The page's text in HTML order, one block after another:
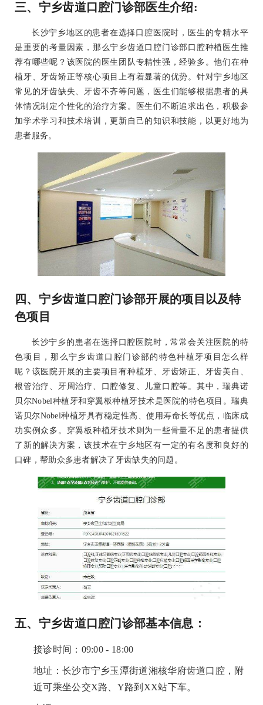
三、宁乡齿道口腔门诊部医生介绍:
长沙宁乡地区的患者在选择口腔医院时，医生的专精水平
是重要的考量因素，那么宁乡齿道口腔门诊部口腔种植医生推
荐有哪些呢？该医院的医生团队专精性强，经验多。他们在种
植牙、牙齿矫正等核心项目上有着显著的优势。针对宁乡地区
常见的牙齿缺失、牙齿不齐等问题，医生们能够根据患者的具
体情况制定个性化的治疗方案。医生们不断追求出色，积极参
加学术学习和技术培训，更新自己的知识和技能，以更好地为
患者服务。
四、宁乡齿道口腔门诊部开展的项目以及特
色项目
长沙宁乡的患者在选择口腔医院时，常常会关注医院的特
色项目，那么宁乡齿道口腔门诊部的特色种植牙项目怎么样
呢？该医院开展的主要项目有种植牙、牙齿矫正、牙齿美白、
根管治疗、牙周治疗、口腔修复、儿童口腔等。其中，瑞典诺
贝尔Nobel种植牙和穿翼板种植牙技术是医院的特色项目。瑞典
诺贝尔Nobel种植牙具有稳定性高、使用寿命长等优点，临床成
功实例众多。穿翼板种植牙技术则为一些骨量不足的患者提供
了新的解决方案，该技术在宁乡地区有一定的有名度和良好的
口碑，帮助众多患者解决了牙齿缺失的问题。
五、宁乡齿道口腔门诊部基本信息：
接诊时间：09:00 - 18:00
地址： 长沙市宁乡玉潭街道湘核华府齿道口腔 ，附
近可乘坐公交X路、Y路到XX站下车。